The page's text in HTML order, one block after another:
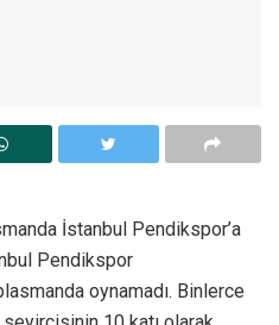
İstanbul Pendikspor’a
Pendikspor
oynamadı. Binlerce